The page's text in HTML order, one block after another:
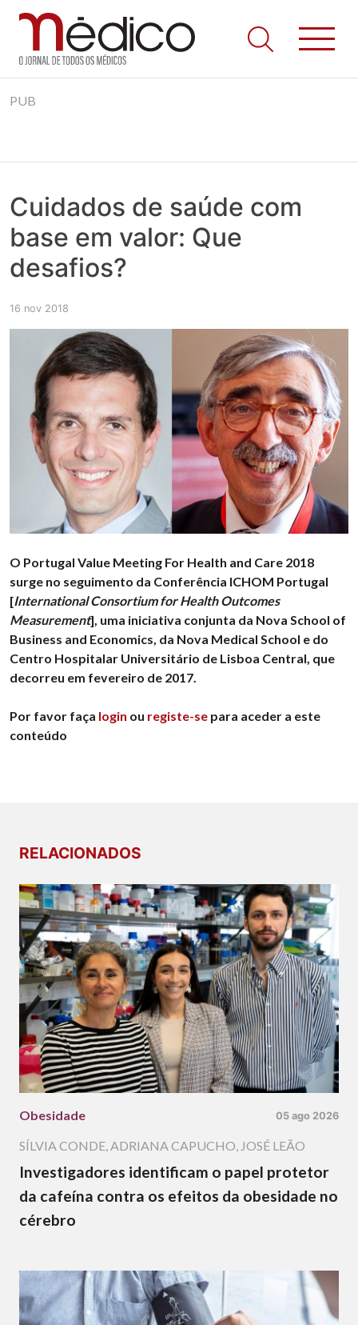
to
Jornal Médico
Médico – O Jornal de Todos os Médicos. Onde as notícias
realmente contam! Tudo o que se passa na Saúde!
PUB
Cuidados de saúde com
base em valor: Que
desafios?
16 nov 2018
O Portugal Value Meeting For Health and Care 2018
surge no seguimento da Conferência ICHOM Portugal
[International Consortium for Health Outcomes
Measurement], uma iniciativa conjunta da Nova School of
Business and Economics, da Nova Medical School e do
Centro Hospitalar Universitário de Lisboa Central, que
decorreu em fevereiro de 2017.
Por favor faça login ou registe-se para aceder a este
conteúdo
RELACIONADOS
Obesidade 05 ago 2026
SÍLVIA CONDE,ADRIANA CAPUCHO, JOSÉ LEÃO
Investigadores identificam o papel protetor
da cafeína contra os efeitos da obesidade no
cérebro